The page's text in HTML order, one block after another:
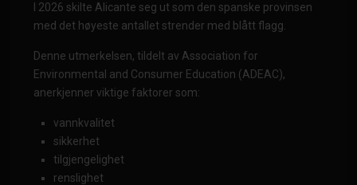
I 2026 skilte Alicante seg ut som den spanske provinsen
med det høyeste antallet strender med blått flagg.
Denne utmerkelsen, tildelt av Association for
Environmental and Consumer Education (ADEAC),
anerkjenner viktige faktorer som:
vannkvalitet
sikkerhet
tilgjengelighet
renslighet